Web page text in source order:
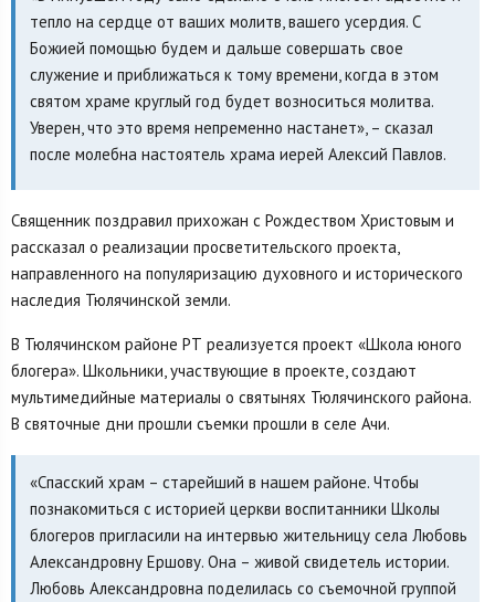
тепло на сердце от ваших молитв, вашего усердия. С
Божией помощью будем и дальше совершать свое
служение и приближаться к тому времени, когда в этом
святом храме круглый год будет возноситься молитва.
Уверен, что это время непременно настанет», – сказал
после молебна настоятель храма иерей Алексий Павлов.
Священник поздравил прихожан с Рождеством Христовым и
рассказал о реализации просветительского проекта,
направленного на популяризацию духовного и исторического
наследия Тюлячинской земли.
В Тюлячинском районе РТ реализуется проект «Школа юного
блогера». Школьники, участвующие в проекте, создают
мультимедийные материалы о святынях Тюлячинского района.
В святочные дни прошли съемки прошли в селе Ачи.
«Спасский храм – старейший в нашем районе. Чтобы
познакомиться с историей церкви воспитанники Школы
блогеров пригласили на интервью жительницу села Любовь
Александровну Ершову. Она – живой свидетель истории.
Любовь Александровна поделилась со съемочной группой